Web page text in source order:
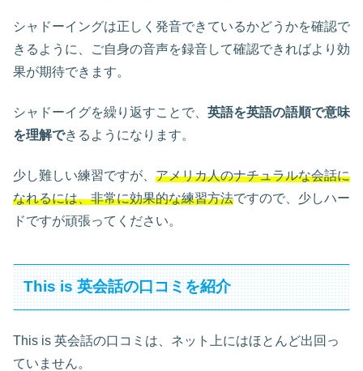
シャドーイングは正しく発音できているかどうかを確認で
きるように、ご自身の音声を録音して確認できればより効
果が期待できます。
シャドーイグを繰り返すことで、 英語を英語の語順で意味
を理解できるようになります。
少し難しい練習ですが、 アメリカ人のナチュラルな会話に
なれるには、非常に効果的な練習方法ですので、少しハー
ドですが頑張ってください。
This is 英会話の口コミを紹介
This is 英会話の口コミは、ネット上にはほとんど出回っ
ていません。